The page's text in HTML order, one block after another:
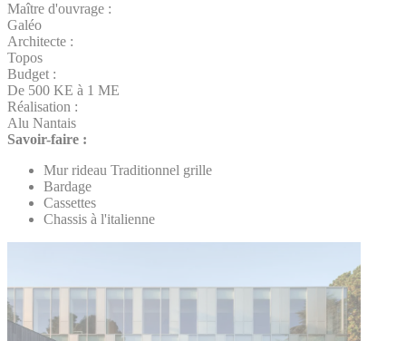
Maître d'ouvrage :
Galéo
Architecte :
Topos
Budget :
De 500 KE à 1 ME
Réalisation :
Alu Nantais
Savoir-faire :
Mur rideau Traditionnel grille
Bardage
Cassettes
Chassis à l'italienne